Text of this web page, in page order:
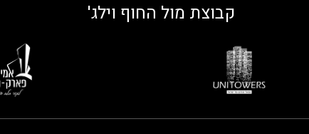
קבוצת מול החוף וילג'